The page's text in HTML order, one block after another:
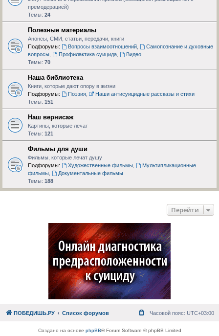
премодерацией)
Темы: 24
Полезные материалы
Анонсы, СМИ, статьи, передачи, книги
Подфорумы:
Вопросы взаимоотношений,
Самопознание и духовные
вопросы
Профилактика суицида,
Видео
Темы: 70
Наша библиотека
Книги, которые дают опору в жизни
Подфорумы:
Поэзия,
Наши антисуицидные рассказы и стихи
Темы: 151
Наш вернисаж
Картины, которые лечат
Темы: 121
Фильмы для души
Фильмы, которые лечат душу
Подфорумы:
Художественные фильмы,
Мультипликационные
фильмы
Документальные фильмы
Темы: 188
Перейти
ПОБЕДИШЬ.РУ Список форумов Часовой пояс: UTC+03:00
Создано на основе phpBB® Forum Software © phpBB Limited